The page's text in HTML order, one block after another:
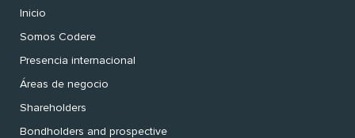
Inicio
Somos Codere
Presencia internacional
Áreas de negocio
Shareholders
Bondholders and prospective